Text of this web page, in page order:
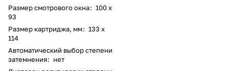
Размер смотрового окна: 100 x
93
Размер картриджа, мм: 133 x
114
Автоматический выбор степени
затемнения: нет